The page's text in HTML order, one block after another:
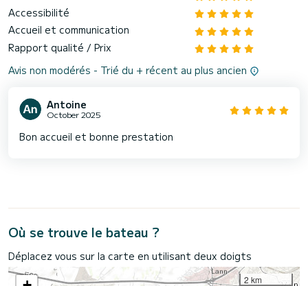
Accessibilité
Accueil et communication
Rapport qualité / Prix
Avis non modérés - Trié du + récent au plus ancien
Antoine
October 2025
Bon accueil et bonne prestation
Où se trouve le bateau ?
Déplacez vous sur la carte en utilisant deux doigts
2 km